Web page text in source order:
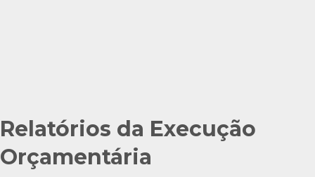
Relatórios da Execução
Orçamentária